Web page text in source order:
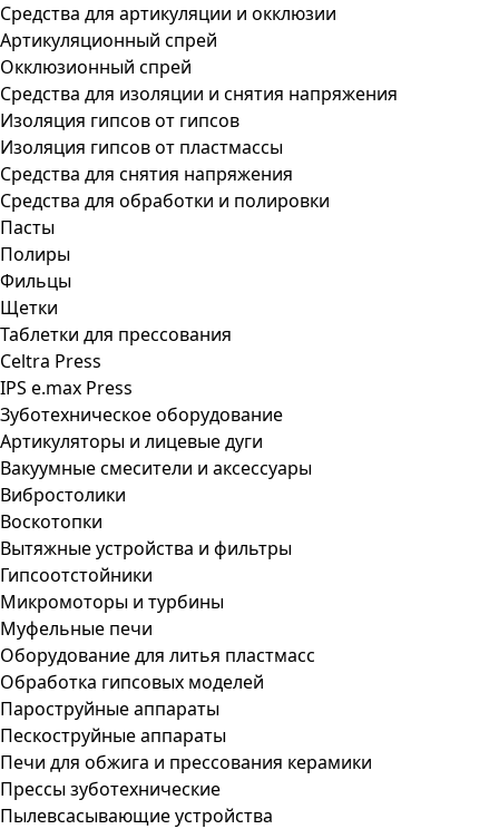
Средства для артикуляции и окклюзии
Артикуляционный спрей
Окклюзионный спрей
Средства для изоляции и снятия напряжения
Изоляция гипсов от гипсов
Изоляция гипсов от пластмассы
Средства для снятия напряжения
Средства для обработки и полировки
Пасты
Полиры
Фильцы
Щетки
Таблетки для прессования
Celtra Press
IPS e.max Press
Зуботехническое оборудование
Артикуляторы и лицевые дуги
Вакуумные смесители и аксессуары
Вибростолики
Воскотопки
Вытяжные устройства и фильтры
Гипсоотстойники
Микромоторы и турбины
Муфельные печи
Оборудование для литья пластмасс
Обработка гипсовых моделей
Пароструйные аппараты
Пескоструйные аппараты
Печи для обжига и прессования керамики
Прессы зуботехнические
Пылевсасывающие устройства